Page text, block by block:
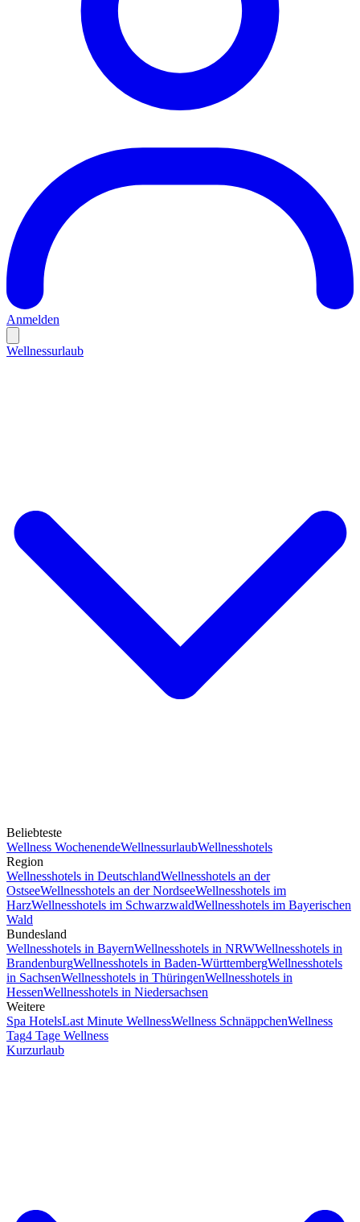
Anmelden
Wellnessurlaub
Beliebteste
Wellness WochenendeWellnessurlaubWellnesshotels
Region
Wellnesshotels in DeutschlandWellnesshotels an der
OstseeWellnesshotels an der NordseeWellnesshotels im
HarzWellnesshotels im SchwarzwaldWellnesshotels im Bayerischen
Wald
Bundesland
Wellnesshotels in BayernWellnesshotels in NRWWellnesshotels in
BrandenburgWellnesshotels in Baden-WürttembergWellnesshotels
in SachsenWellnesshotels in ThüringenWellnesshotels in
HessenWellnesshotels in Niedersachsen
Weitere
Spa HotelsLast Minute WellnessWellness SchnäppchenWellness
Tag4 Tage Wellness
Kurzurlaub